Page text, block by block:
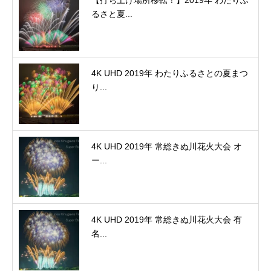
るさと夏...
4K UHD 2019年 わたりふるさとの夏まつ
り...
4K UHD 2019年 常総きぬ川花火大会 オ
ー...
4K UHD 2019年 常総きぬ川花火大会 有
名...